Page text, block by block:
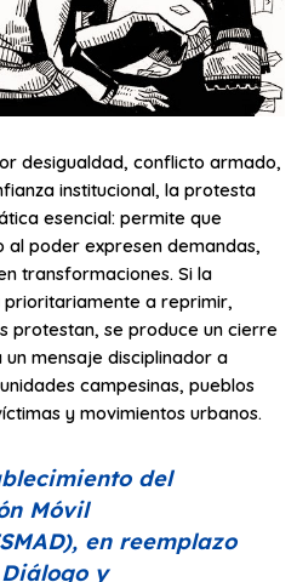
desigualdad, conflicto armado,
institucional, la protesta
esencial: permite que
poder expresen demandas,
transformaciones. Si la
a reprimir,
protestan, se produce un cierre
mensaje disciplinador a
campesinas, pueblos
y movimientos urbanos.
del
Móvil
en reemplazo
y